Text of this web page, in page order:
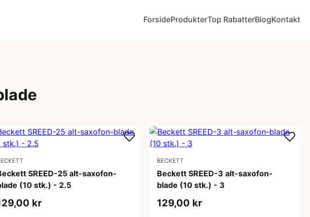
ForsideProdukterTop RabatterBlogKontakt
SREED-25 alt-saxofon-
(10 stk.) - 2.5
kr
BECKETT
Beckett SREED-3 alt-saxofon-
blade (10 stk.) - 3
129,00 kr